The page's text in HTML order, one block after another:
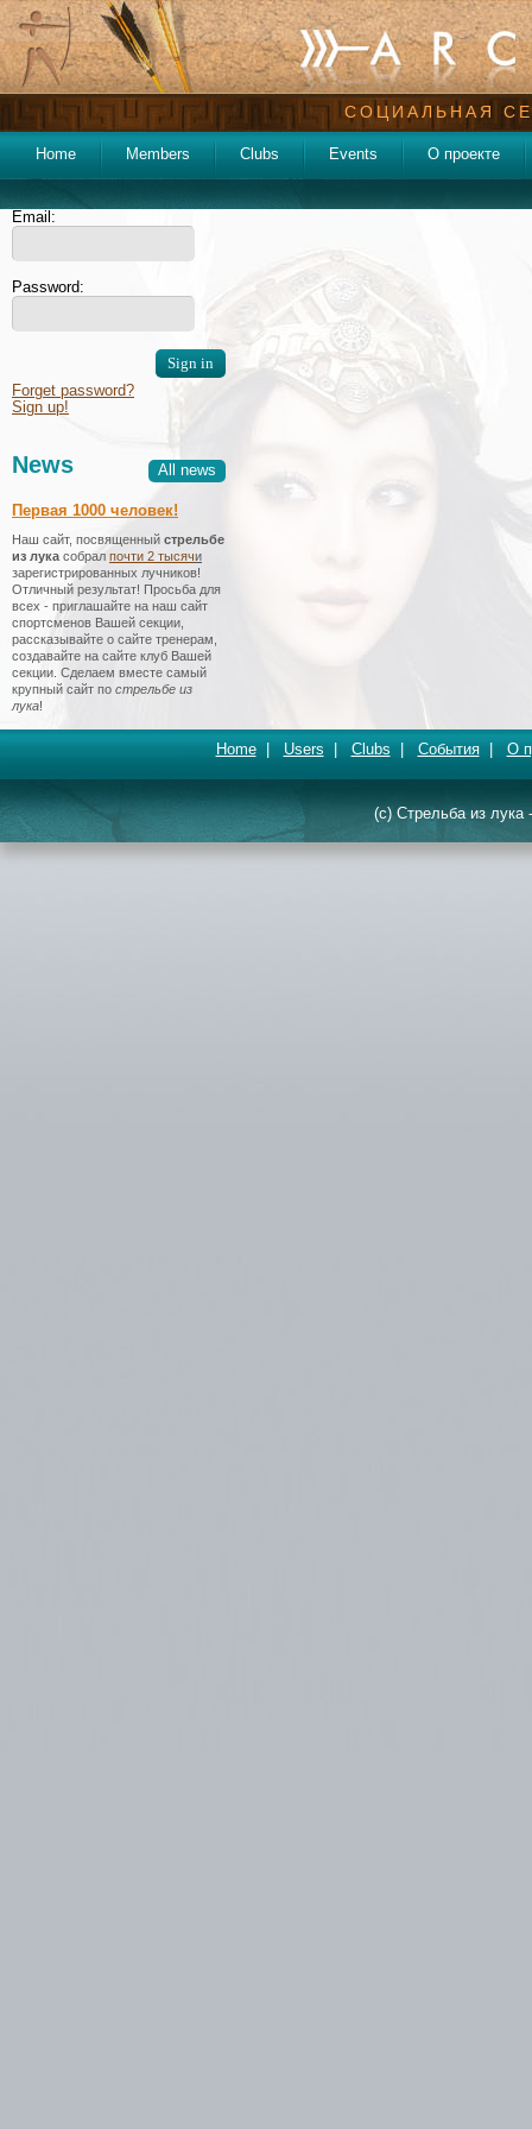
СОЦИАЛЬНАЯ
Home Members Clubs Events О проекте
Email:
Password:
Forget password?
Sign up!
All news
News
Первая 1000 человек!
Наш сайт, посвященный стрельбе
из лука собрал почти 2 тысячи
зарегистрированных лучников!
Отличный результат! Просьба для
всех - приглашайте на наш сайт
спортсменов Вашей секции,
рассказывайте о сайте тренерам,
создавайте на сайте клуб Вашей
секции. Сделаем вместе самый
крупный сайт по стрельбе из
лука!
Home| Users Clubs События| О
(c) Стрельба из лука